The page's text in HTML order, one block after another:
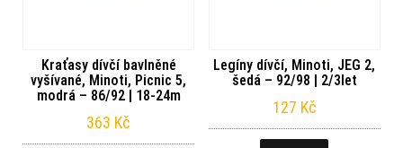
Kraťasy dívčí bavlněné
vyšívané, Minoti, Picnic 5,
modrá – 86/92 | 18-24m
363 Kč
Legíny dívčí, Minoti, JEG 2,
šedá – 92/98 | 2/3let
127 Kč